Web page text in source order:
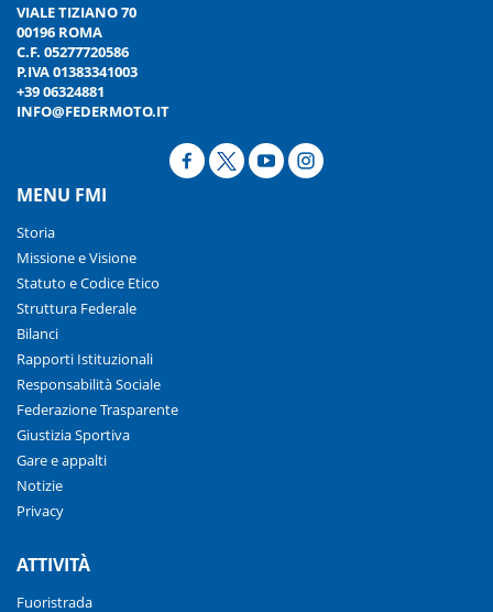
VIALE TIZIANO 70
00196 ROMA
C.F. 05277720586
P.IVA 01383341003
+39 06324881
INFO@FEDERMOTO.IT
MENU FMI
Storia
Missione e Visione
Statuto e Codice Etico
Struttura Federale
Bilanci
Rapporti Istituzionali
Responsabilità Sociale
Federazione Trasparente
Giustizia Sportiva
Gare e appalti
Notizie
Privacy
ATTIVITÀ
Fuoristrada